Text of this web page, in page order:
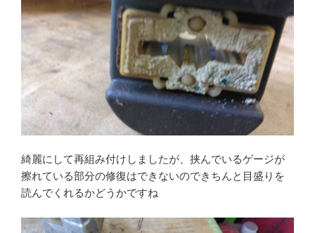
綺麗にして再組み付けしましたが、挟んでいるゲージが
擦れている部分の修復はできないのできちんと目盛りを
読んでくれるかどうかですね